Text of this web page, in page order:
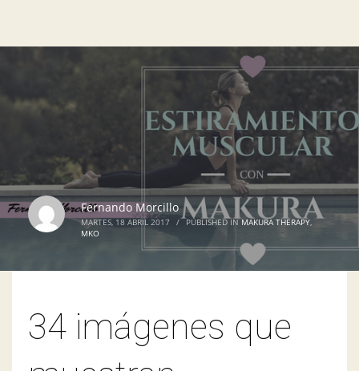
Fernando Morcillo
MARTES, 18 ABRIL 2017 / PUBLISHED INMAKURA THERAPY,
MKO
34 imágenes que